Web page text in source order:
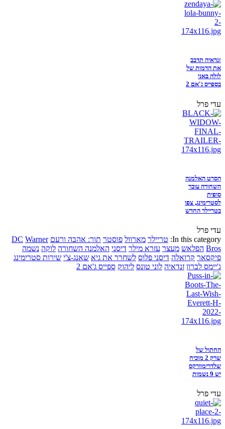
זנדאיה תדבב
את הדמות של
לולה באני
בספייס ג'אם 2
עדי פרל
הסרט האלמנה
השחורה עובר
סופית
לסטרימינג, צפו
בטריילר החדש
עדי פרל
In this category: טריילר מארוול פוסטר תור: אהבה ורעם DC Warner
Bros הפלאש מעצר עזרא מילר דיסני האלמנה השחורה לוקה נשמה
פיקסאר קרואלה דיסני פלוס לשחרר את גיא שאנג-צ'י שירות סטרימינג
ג'יימס לברון זנדאיה לוני טונס ליהוק ספייס ג'אם 2
החתול של
שרק 2 מוכיח
שלדרימוורקס
יש 9 נשמות
עדי פרל